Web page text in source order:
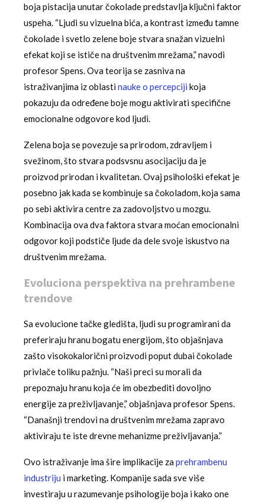
boja pistacija unutar čokolade predstavlja ključni faktor
uspeha. “Ljudi su vizuelna bića, a kontrast između tamne
čokolade i svetlo zelene boje stvara snažan vizuelni
efekat koji se ističe na društvenim mrežama,” navodi
profesor Spens. Ova teorija se zasniva na
istraživanjima iz oblastinauke o percepciji koja
pokazuju da određene boje mogu aktivirati specifične
emocionalne odgovore kod ljudi.
Zelena boja se povezuje sa prirodom, zdravljem i
svežinom, što stvara podsvsnu asocijaciju da je
proizvod prirodan i kvalitetan. Ovaj psihološki efekat je
posebno jak kada se kombinuje sa čokoladom, koja sama
po sebi aktivira centre za zadovoljstvo u mozgu.
Kombinacija ova dva faktora stvara moćan emocionalni
odgovor koji podstiče ljude da dele svoje iskustvo na
društvenim mrežama.
Evoluciona perspektiva na prehrambene
trendove
Sa evolucione tačke gledišta, ljudi su programirani da
preferiraju hranu bogatu energijom, što objašnjava
zašto visokokalorični proizvodi poput dubai čokolade
privlače toliku pažnju. “Naši preci su morali da
prepoznaju hranu koja će im obezbediti dovoljno
energije za preživljavanje,” objašnjava profesor Spens.
“Današnji trendovi na društvenim mrežama zapravo
aktiviraju te iste drevne mehanizme preživljavanja.”
Ovo istraživanje ima šire implikacije zaprehrambenu
industriju i marketing. Kompanije sada sve više
investiraju u razumevanje psihologije boja i kako one